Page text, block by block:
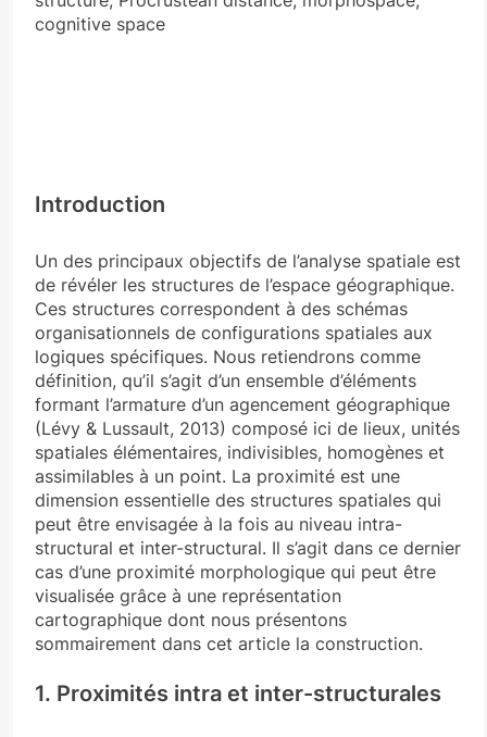
cognitive space
Introduction
Un des principaux objectifs de l’analyse spatiale est
de révéler les structures de l’espace géographique.
Ces structures correspondent à des schémas
organisationnels de configurations spatiales aux
logiques spécifiques. Nous retiendrons comme
définition, qu’il s’agit d’un ensemble d’éléments
formant l’armature d’un agencement géographique
(Lévy & Lussault, 2013) composé ici de lieux, unités
spatiales élémentaires, indivisibles, homogènes et
assimilables à un point. La proximité est une
dimension essentielle des structures spatiales qui
peut être envisagée à la fois au niveau intra-
structural et inter-structural. Il s’agit dans ce dernier
cas d’une proximité morphologique qui peut être
visualisée grâce à une représentation
cartographique dont nous présentons
sommairement dans cet article la construction.
1. Proximités intra et inter-structurales